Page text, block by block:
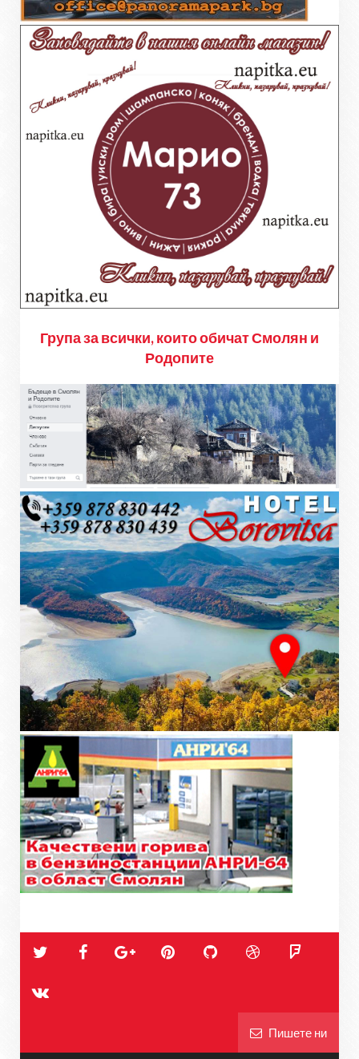
Група за всички, които обичат Смолян и
Родопите
Пишете ни